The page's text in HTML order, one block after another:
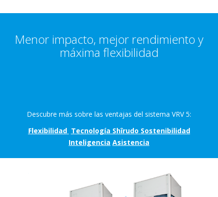
Menor impacto, mejor rendimiento y
máxima flexibilidad
Descubre más sobre las ventajas del sistema VRV 5:
Flexibilidad Tecnología Shîrudo Sostenibilidad
Inteligencia Asistencia